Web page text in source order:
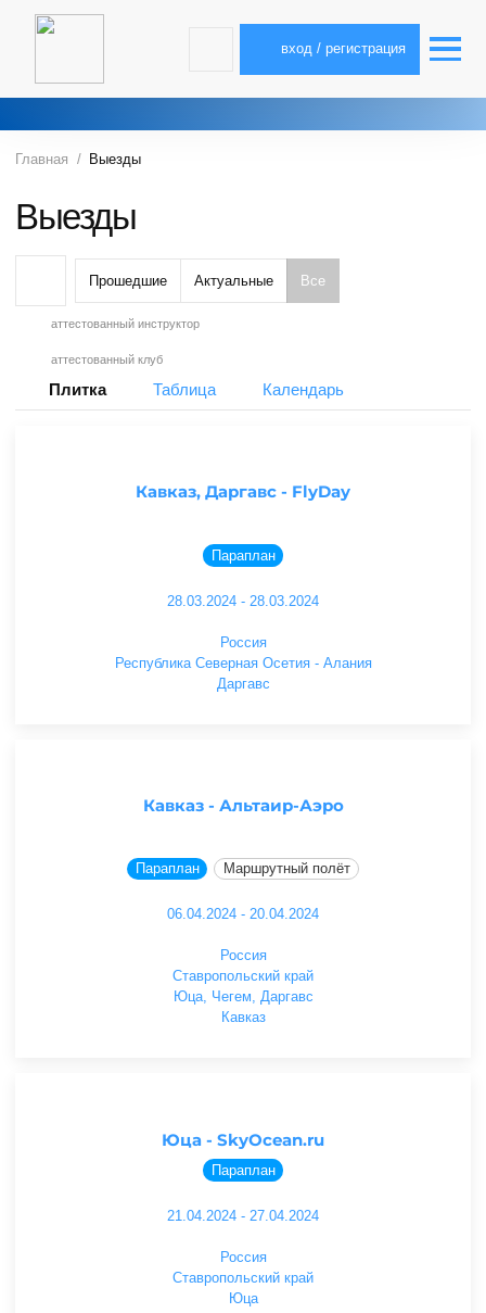
вход / регистрация
Главная Выезды
Выезды
Прошедшие Актуальные Все
аттестованный инструктор
аттестованный клуб
Плитка Таблица Календарь
Кавказ, Даргавс - FlyDay
Параплан
28.03.2024 - 28.03.2024
Россия
Республика Северная Осетия - Алания
Даргавс
Кавказ - Альтаир-Аэро
Параплан Маршрутный полёт
06.04.2024 - 20.04.2024
Россия
Ставропольский край
Юца, Чегем, Даргавс
Кавказ
Юца - SkyOcean.ru
Параплан
21.04.2024 - 27.04.2024
Россия
Ставропольский край
Юца